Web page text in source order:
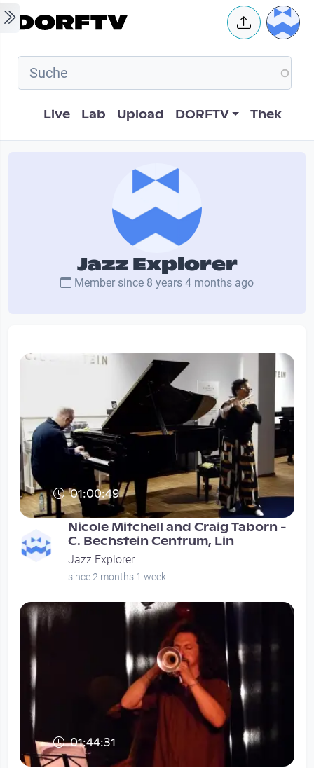
Skip to main content User
Hauptnavigation
Live Lab Upload DORFTV Thek
Jazz Explorer
Member since 8 years 4 months ago
01:00:49
Nicole Mitchell and Craig Taborn -
C. Bechstein Centrum, Lin
Jazz Explorer
since 2 months 1 week
01:44:31